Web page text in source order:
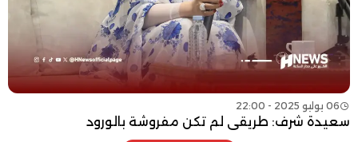
06 يوليو 2025 - 22:00
سعيدة شرف: طريقي لم تكن مفروشة بالورود